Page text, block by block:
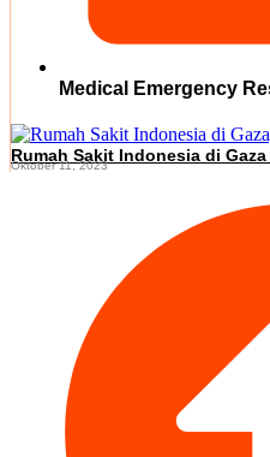
Medical Emergency
Rumah Sakit Indonesia di
Oktober 11, 2023